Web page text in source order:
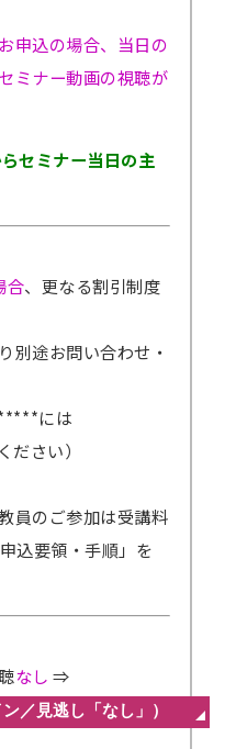
申込の場合、当日の
ミナー動画の視聴が
セミナー当日の主
合、更なる割引制度
別途お問い合わせ・
には
さい）
員のご参加は受講料
込要領・手順」を
なし ⇒